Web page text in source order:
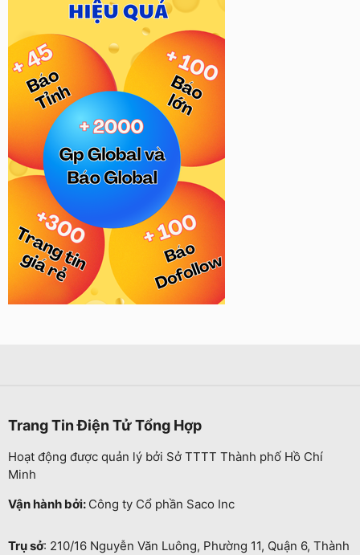
Trang Tin Điện Tử Tổng Hợp
Hoạt động được quản lý bởi Sở TTTT Thành phố Hồ Chí
Minh
Vận hành bởi: Công ty Cổ phần Saco Inc
Trụ sở: 210/16 Nguyễn Văn Luông, Phường 11, Quận 6, Thành